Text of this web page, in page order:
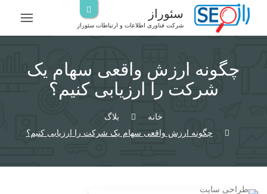
سئوراز
شرکت فناوری اطلاعات و ارتباطات سئوراز
چگونه ارزش واقعی سهام یک
شرکت را ارزیابی کنیم؟
خانه
بلاگ
چگونه ارزش واقعی سهام یک شرکت را ارزیابی کنیم؟